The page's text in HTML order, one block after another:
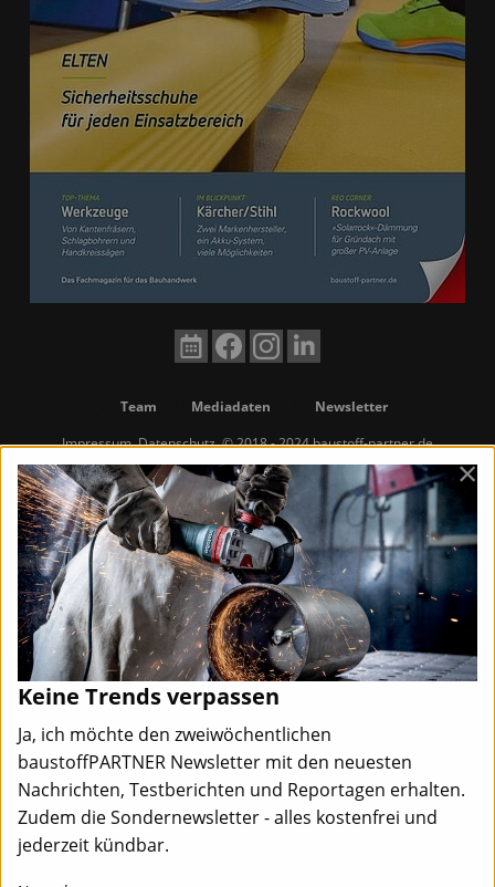
Team Mediadaten
Newsletter
Impressum Datenschutz © 2018 - 2024 baustoff-partner.de
Keine Trends verpassen
Ja, ich möchte den zweiwöchentlichen
baustoffPARTNER Newsletter mit den neuesten
Nachrichten, Testberichten und Reportagen erhalten.
Zudem die Sondernewsletter - alles kostenfrei und
jederzeit kündbar.
×